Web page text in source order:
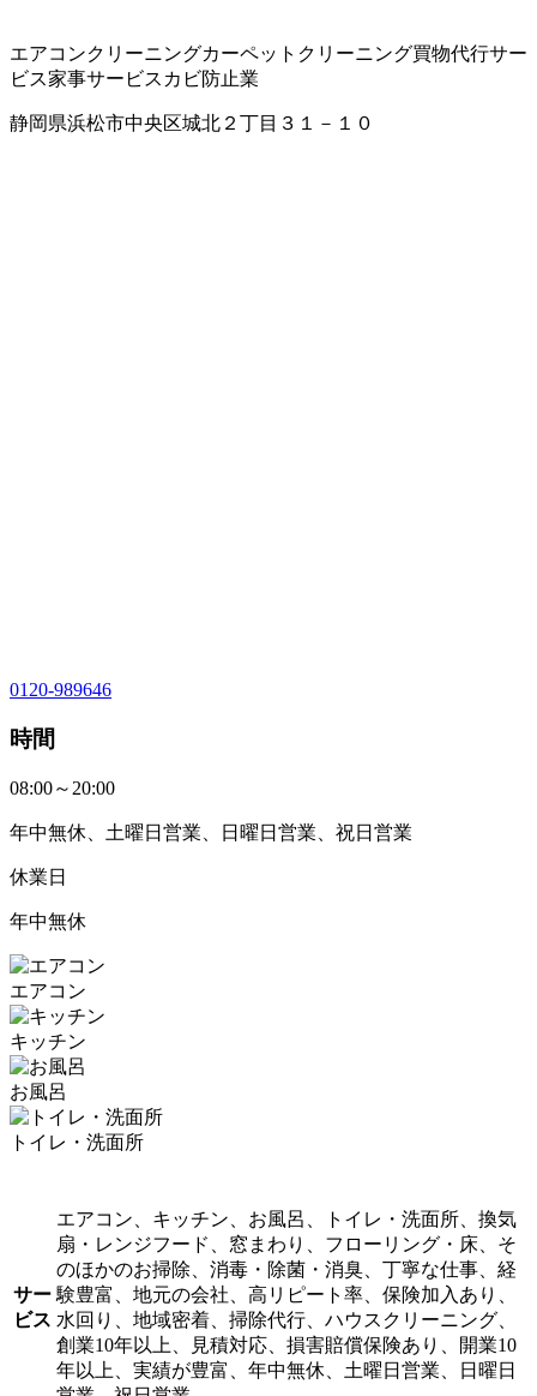
エアコンクリーニングカーペットクリーニング買物代行サー
ビス家事サービス カビ防止業
静岡県浜松市中央区城北２丁目３１－１０
0120-989646
時間
08:00～20:00
年中無休、土曜日営業、日曜日営業、祝日営業
休業日
年中無休
エアコン
キッチン
お風呂
トイレ・洗面所
サー
ビス
エアコン、キッチン、お風呂、トイレ・洗面所、換気
扇・レンジフード、窓まわり、フローリング・床、そ
のほかのお掃除、消毒・除菌・消臭、丁寧な仕事、経
験豊富、地元の会社、高リピート率、保険加入あり、
水回り、地域密着、掃除代行、ハウスクリーニング、
創業10年以上、見積対応、損害賠償保険あり、開業10
年以上、実績が豊富、年中無休、土曜日営業、日曜日